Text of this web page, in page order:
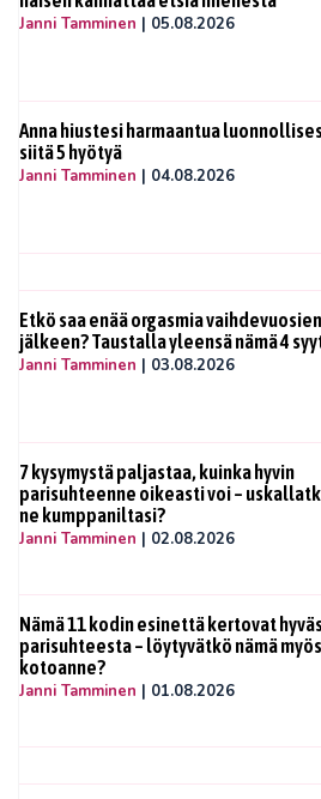
Janni Tamminen | 05.08.2026
Anna hiustesi harmaantua
siitä 5 hyötyä
Janni Tamminen | 04.08.2026
Etkö saa enää orgasmia vaihdevuosien
jälkeen? Taustalla yleensä nämä 4
Janni Tamminen | 03.08.2026
7 kysymystä paljastaa, kuinka hyvin
parisuhteenne oikeasti voi –
ne kumppaniltasi?
Janni Tamminen | 02.08.2026
Nämä 11 kodin esinettä kertovat
parisuhteesta – löytyvätkö nämä
kotoanne?
Janni Tamminen | 01.08.2026